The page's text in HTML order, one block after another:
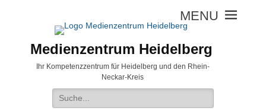
Medienzentrum Heidelberg
Ihr Kompetenzzentrum für Heidelberg und den Rhein-
Neckar-Kreis
Suche
nach: